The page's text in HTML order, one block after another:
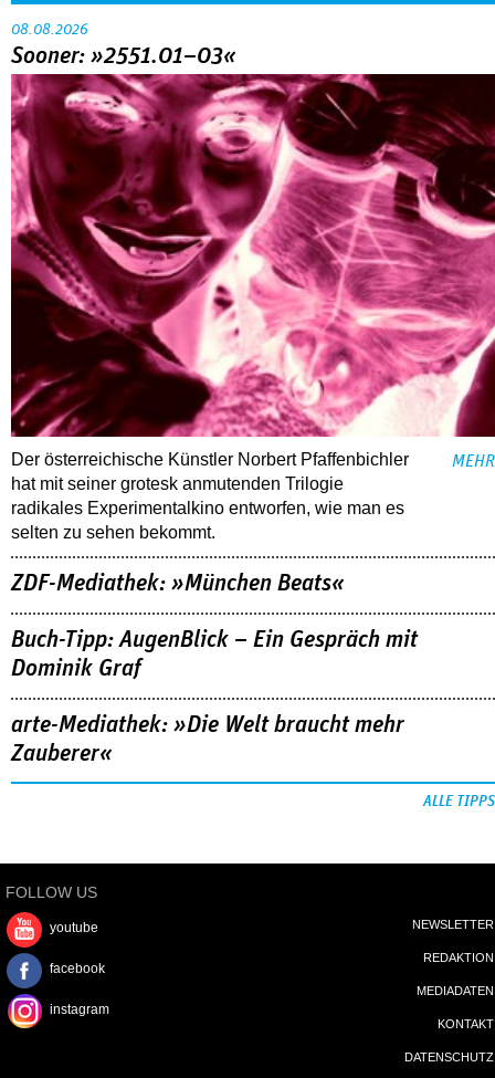
08.08.2026
Sooner: »2551.01–03«
Der österreichische Künstler Norbert Pfaffenbichler
hat mit seiner grotesk anmutenden Trilogie
radikales Experimentalkino entworfen, wie man es
selten zu sehen bekommt.
MEHR
ZDF-Mediathek: »München Beats«
Buch-Tipp: AugenBlick – Ein Gespräch mit
Dominik Graf
arte-Mediathek: »Die Welt braucht mehr
Zauberer«
ALLE TIPPS
FOLLOW US
youtube
facebook
instagram
NEWSLETTER
REDAKTION
MEDIADATEN
KONTAKT
DATENSCHUTZ